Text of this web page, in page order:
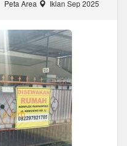
Peta Area Iklan Sep 2025